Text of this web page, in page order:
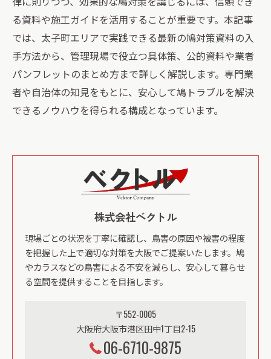
る資料や施工ガイドを活用することが重要です。本記事
では、太子町エリアで実践できる最新の鳩対策資料の入
手方法から、管理現場で役立つ具体策、公的資料や業者
パンフレットのまとめ方まで詳しく解説します。専門業
者や自治体の知見をもとに、安心して鳩トラブルを解決
できるノウハウを得られる構成となっています。
株式会社ベクトル
現場ごとの状況を丁寧に確認し、鳥害の原因や被害の程度
を把握した上で適切な対策を大阪でご提案いたします。鳩
やカラスなどの鳥害による不安を減らし、安心して暮らせ
る空間を提供することを目指します。
〒552-0005
大阪府大阪市港区田中1丁目2-15
06-6710-9875